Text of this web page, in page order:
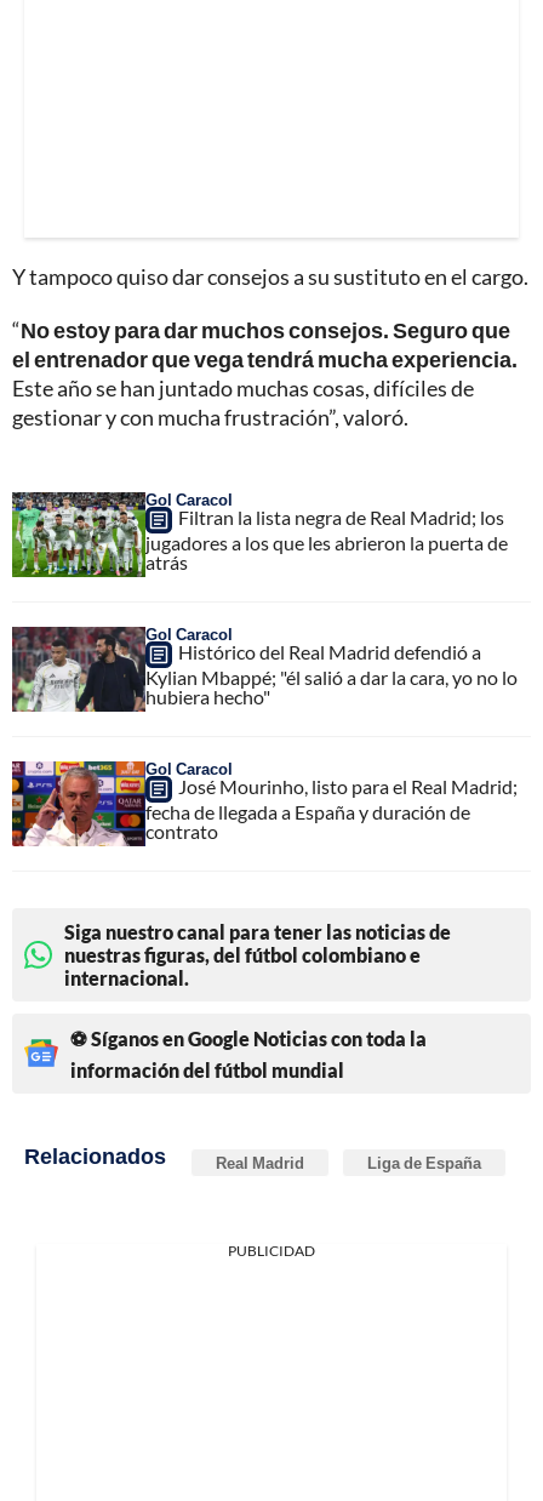
Y tampoco quiso dar consejos a su sustituto en el cargo.
“No estoy para dar muchos consejos. Seguro que
el entrenador que vega tendrá mucha experiencia.
Este año se han juntado muchas cosas, difíciles de
gestionar y con mucha frustración”, valoró.
Gol Caracol
Filtran la lista negra de Real Madrid; los
jugadores a los que les abrieron la puerta de
atrás
Gol Caracol
Histórico del Real Madrid defendió a
Kylian Mbappé; "él salió a dar la cara, yo no lo
hubiera hecho"
Gol Caracol
José Mourinho, listo para el Real Madrid;
fecha de llegada a España y duración de
contrato
Siga nuestro canal para tener las noticias de
nuestras figuras, del fútbol colombiano e
internacional.
⚽ Síganos en Google Noticias con toda la
información del fútbol mundial
Relacionados Real Madrid Liga de España
PUBLICIDAD